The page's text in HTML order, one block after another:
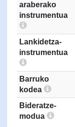
araberako
instrumentua
Lankidetza-
instrumentua
Barruko
kodea
Bideratze-
modua